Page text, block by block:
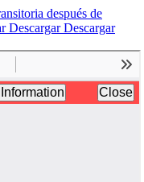
después de
DescargarDescargar